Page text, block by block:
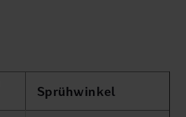
Sprühwinkel